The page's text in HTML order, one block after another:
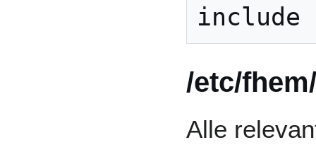
/etc/
Alle